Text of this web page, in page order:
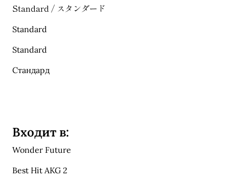
Standard / スタンダード
Standard
Standard
Стандард
Входит в:
Wonder Future
Best Hit AKG 2